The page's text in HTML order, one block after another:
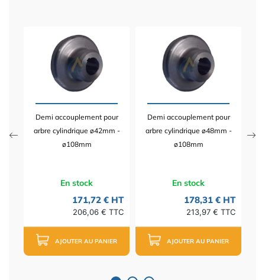
Demi accouplement pour
arbre cylindrique ø42mm -
ø108mm
En stock
171,72 € HT
206,06 € TTC
AJOUTER AU PANIER
Demi accouplement pour
arbre cylindrique ø48mm -
ø108mm
En stock
178,31 € HT
213,97 € TTC
AJOUTER AU PANIER